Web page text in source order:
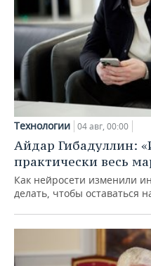
Технологии 04 авг, 00:00
Айдар Гибадуллин:
практически весь
Как нейросети изменили
делать, чтобы оставаться